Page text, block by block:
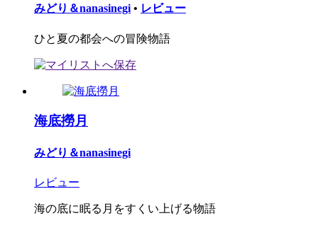
みどり＆nanasinegi • レビュー
ひと夏の都会への冒険物語
海底撈月
みどり＆nanasinegi
レビュー
海の底に眠る月をすくい上げる物語